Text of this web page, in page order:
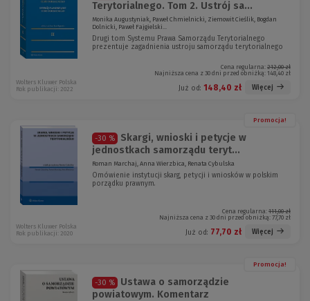
Terytorialnego. Tom 2. Ustrój sa...
Monika Augustyniak, Paweł Chmielnicki, Ziemowit Cieślik, Bogdan
Dolnicki, Paweł Fajgielski...
Drugi tom Systemu Prawa Samorządu Terytorialnego
prezentuje zagadnienia ustroju samorządu terytorialnego
Cena regularna: 212,00 zł
Najniższa cena z 30 dni przed obniżką: 148,40 zł
Już od: 148,40 zł Więcej
Wolters Kluwer Polska
Rok publikacji: 2022
Promocja!
-30 %
Skargi, wnioski i petycje w
jednostkach samorządu teryt...
Roman Marchaj, Anna Wierzbica, Renata Cybulska
Omówienie instytucji skarg, petycji i wniosków w polskim
porządku prawnym.
Cena regularna: 111,00 zł
Najniższa cena z 30 dni przed obniżką: 77,70 zł
Już od: 77,70 zł Więcej
Wolters Kluwer Polska
Rok publikacji: 2020
Promocja!
-30 %
Ustawa o samorządzie
powiatowym. Komentarz